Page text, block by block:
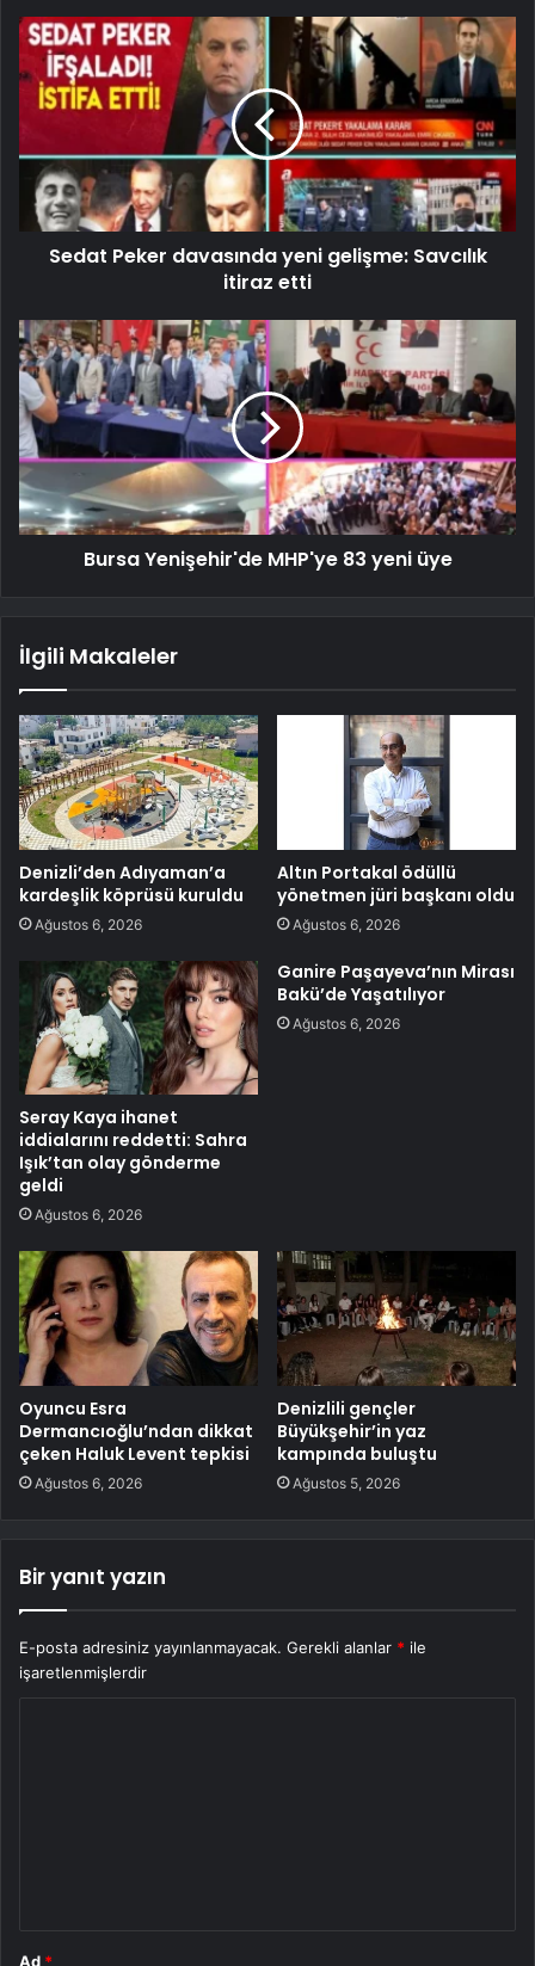
Sedat Peker davasında yeni gelişme: Savcılık
itiraz etti
Bursa Yenişehir'de MHP'ye 83 yeni üye
İlgili Makaleler
Denizli’den Adıyaman’a
kardeşlik köprüsü kuruldu
Ağustos 6, 2026
Altın Portakal ödüllü
yönetmen jüri başkanı oldu
Ağustos 6, 2026
Seray Kaya ihanet
iddialarını reddetti: Sahra
Işık’tan olay gönderme
geldi
Ağustos 6, 2026
Ganire Paşayeva’nın Mirası
Bakü’de Yaşatılıyor
Ağustos 6, 2026
Oyuncu Esra
Dermancıoğlu’ndan dikkat
çeken Haluk Levent tepkisi
Ağustos 6, 2026
Denizlili gençler
Büyükşehir’in yaz
kampında buluştu
Ağustos 5, 2026
Bir yanıt yazın
E-posta adresiniz yayınlanmayacak. Gerekli alanlar * ile
işaretlenmişlerdir
Ad *